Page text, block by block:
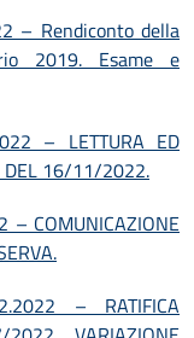
– Rendiconto della
2019. Esame e
– LETTURA ED
DEL 16/11/2022.
COMUNICAZIONE
– RATIFICA